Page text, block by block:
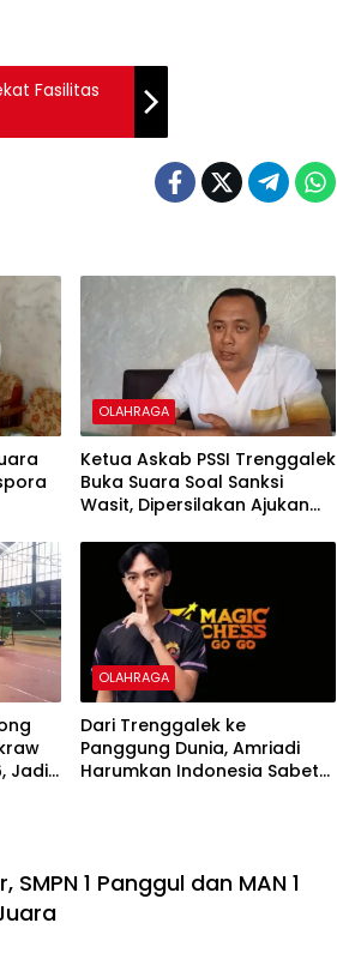
Fasilitas
OLAHRAGA
Ketua Askab PSSI Trenggalek
Buka Suara Soal Sanksi
Wasit, Dipersilakan Ajukan
Jadi
OLAHRAGA
Dari Trenggalek ke
Panggung Dunia, Amriadi
Harumkan Indonesia Sabet
SMPN 1 Panggul dan MAN 1